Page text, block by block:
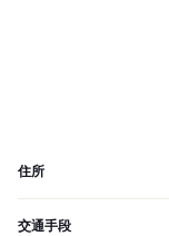
住所
交通手段